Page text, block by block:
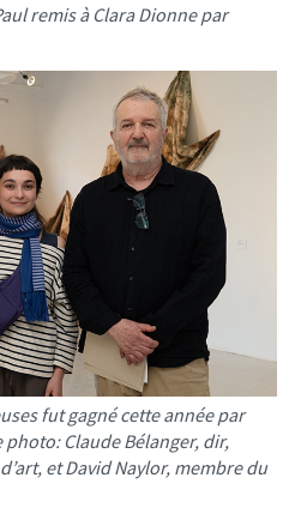
remis à Clara Dionne par
fut gagné cette année par
Claude Bélanger, dir,
et David Naylor, membre du